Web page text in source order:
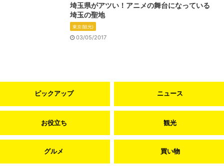
埼玉県がアツい！アニメの舞台になっている
埼玉の聖地
東京(観光)
03/05/2017
ピックアップ ニュース
お役立ち 観光
グルメ 買い物